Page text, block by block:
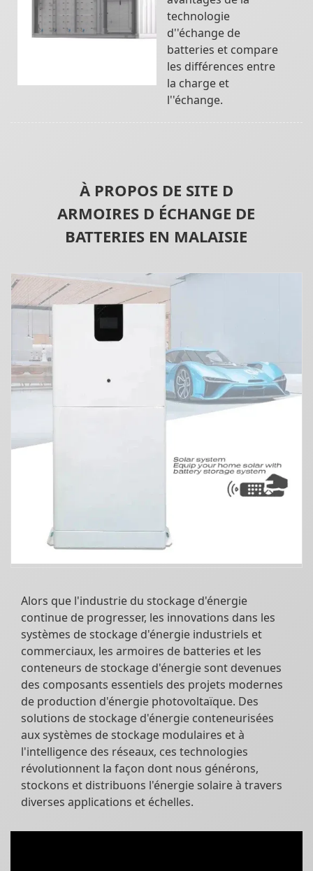
technologie
d''échange de
batteries et compare
les différences entre
la charge et
l''échange.
À PROPOS DE SITE D
ARMOIRES D ÉCHANGE DE
BATTERIES EN MALAISIE
Alors que l'industrie du stockage d'énergie
continue de progresser, les innovations dans les
systèmes de stockage d'énergie industriels et
commerciaux, les armoires de batteries et les
conteneurs de stockage d'énergie sont devenues
des composants essentiels des projets modernes
de production d'énergie photovoltaïque. Des
solutions de stockage d'énergie conteneurisées
aux systèmes de stockage modulaires et à
l'intelligence des réseaux, ces technologies
révolutionnent la façon dont nous générons,
stockons et distribuons l'énergie solaire à travers
diverses applications et échelles.